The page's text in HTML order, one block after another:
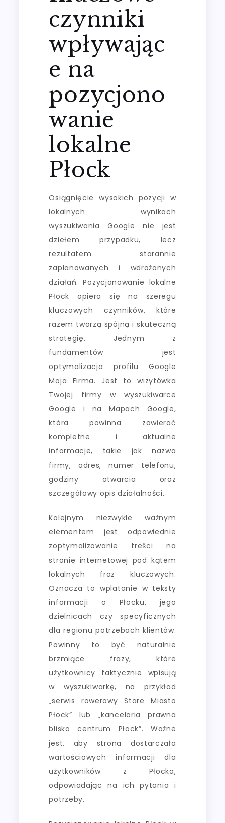
czynniki
wpływając
e na
pozycjono
wanie
lokalne
Płock
Osiągnięcie wysokich pozycji w
lokalnych wynikach
wyszukiwania Google nie jest
dziełem przypadku, lecz
rezultatem starannie
zaplanowanych i wdrożonych
działań. Pozycjonowanie lokalne
Płock opiera się na szeregu
kluczowych czynników, które
razem tworzą spójną i skuteczną
strategię. Jednym z
fundamentów jest
optymalizacja profilu Google
Moja Firma. Jest to wizytówka
Twojej firmy w wyszukiwarce
Google i na Mapach Google,
która powinna zawierać
kompletne i aktualne
informacje, takie jak nazwa
firmy, adres, numer telefonu,
godziny otwarcia oraz
szczegółowy opis działalności.
Kolejnym niezwykle ważnym
elementem jest odpowiednie
zoptymalizowanie treści na
stronie internetowej pod kątem
lokalnych fraz kluczowych.
Oznacza to wplatanie w teksty
informacji o Płocku, jego
dzielnicach czy specyficznych
dla regionu potrzebach klientów.
Powinny to być naturalnie
brzmiące frazy, które
użytkownicy faktycznie wpisują
w wyszukiwarkę, na przykład
„serwis rowerowy Stare Miasto
Płock” lub „kancelaria prawna
blisko centrum Płock”. Ważne
jest, aby strona dostarczała
wartościowych informacji dla
użytkowników z Płocka,
odpowiadając na ich pytania i
potrzeby.